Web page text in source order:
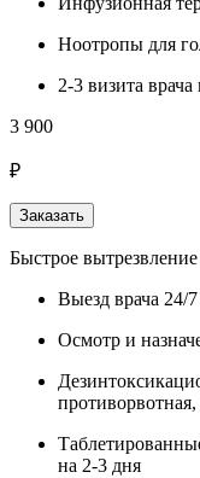
Ноотропы для
2-3 визита
3 900
₽
Заказать
Быстрое вытрезвление
Выезд врача 24/7
Осмотр и
на 2-3 дня